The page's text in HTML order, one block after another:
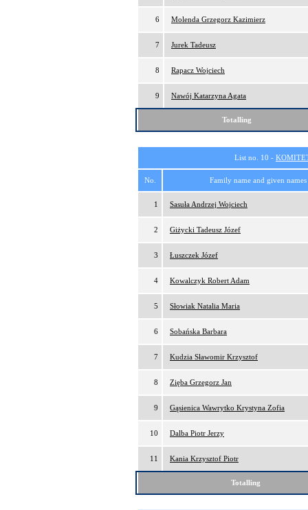
6 Molenda Grzegorz Kazimierz
7 Jurek Tadeusz
8 Rapacz Wojciech
9 Nawój Katarzyna Agata
Totalling
List no. 10 -
No. Family name and given names
1 Sasuła Andrzej Wojciech
2 Giżycki Tadeusz Józef
3 Łuszczek Józef
4 Kowalczyk Robert Adam
5 Słowiak Natalia Maria
6 Sobańska Barbara
7 Kudzia Sławomir Krzysztof
8 Zięba Grzegorz Jan
9 Gąsienica Wawrytko Krystyna Zofia
10 Dalba Piotr Jerzy
11 Kania Krzysztof Piotr
Totalling